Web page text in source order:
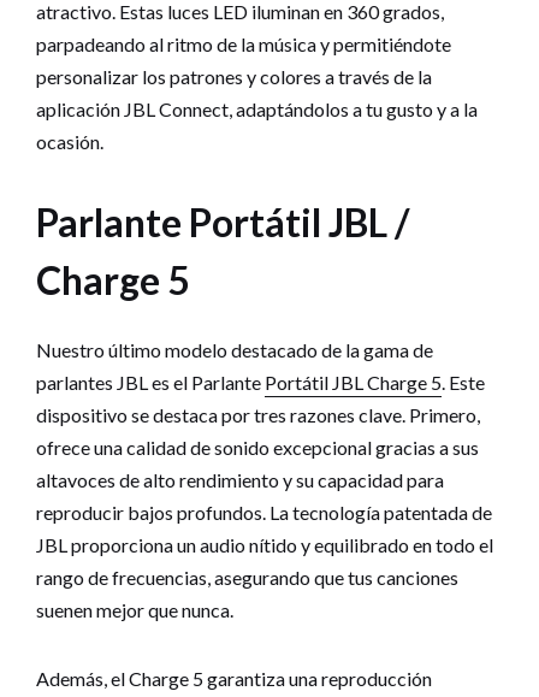
atractivo. Estas luces LED iluminan en 360 grados,
parpadeando al ritmo de la música y permitiéndote
personalizar los patrones y colores a través de la
aplicación JBL Connect, adaptándolos a tu gusto y a la
ocasión.
Parlante Portátil JBL /
Charge 5
Nuestro último modelo destacado de la gama de
parlantes JBL es el Parlante Portátil JBL Charge 5. Este
dispositivo se destaca por tres razones clave. Primero,
ofrece una calidad de sonido excepcional gracias a sus
altavoces de alto rendimiento y su capacidad para
reproducir bajos profundos. La tecnología patentada de
JBL proporciona un audio nítido y equilibrado en todo el
rango de frecuencias, asegurando que tus canciones
suenen mejor que nunca.
Además, el Charge 5 garantiza una reproducción